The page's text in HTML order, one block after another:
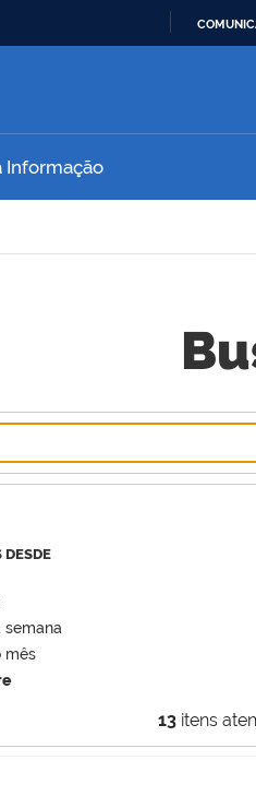
Informação
13itens
DESDE
semana
mês